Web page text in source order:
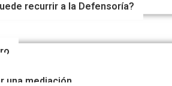
recurrir a la Defensoría?
una mediación